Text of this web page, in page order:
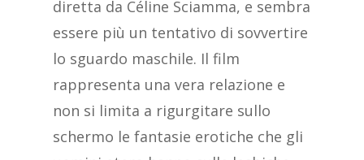
diretta da Céline Sciamma, e sembra
essere più un tentativo di sovvertire
lo sguardo maschile. Il film
rappresenta una vera relazione e
non si limita a rigurgitare sullo
schermo le fantasie erotiche che gli